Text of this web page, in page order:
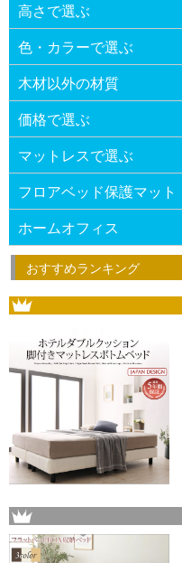
高さで選ぶ
色・カラーで選ぶ
木材以外の材質
価格で選ぶ
マットレスで選ぶ
フロアベッド保護マット
ホームオフィス
おすすめランキング